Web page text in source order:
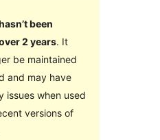
been
2 years. It
be maintained
and may have
issues when used
versions of